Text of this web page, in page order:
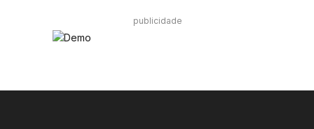
publicidade